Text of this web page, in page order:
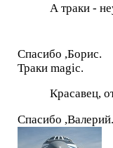
А траки -
Спасибо ,Борис.
Траки magic.
Красавец,
Спасибо ,Валерий.